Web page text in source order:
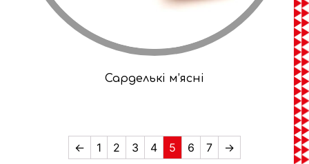
Сарделькі м’ясні
← 1 2 3 4 5 6 7 →